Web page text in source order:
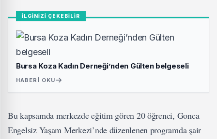
İLGİNİZİ ÇEKEBİLİR
Bursa Koza Kadın Derneği’nden Gülten belgeseli
HABERI OKU
Bu kapsamda merkezde eğitim gören 20 öğrenci, Gonca
Engelsiz Yaşam Merkezi’nde düzenlenen programda şair